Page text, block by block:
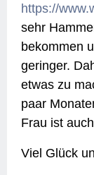
https://
sehr
bekommen
geringer.
etwas zu
paar
Frau ist
Viel Glück